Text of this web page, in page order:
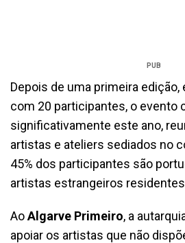
PUB
Depois de uma primeira
com 20 participantes, o evento
significativamente este ano,
artistas e ateliers sediados no
45% dos participantes são
artistas estrangeiros residentes
AoAlgarve Primeiro, a
apoiar os artistas que não